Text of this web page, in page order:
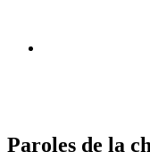
Paroles de la